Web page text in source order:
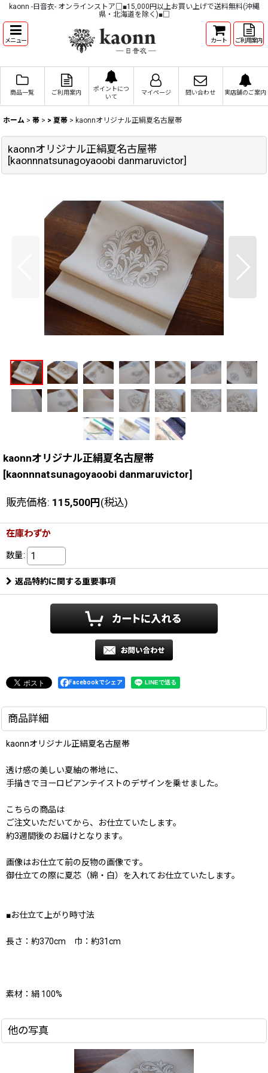
kaonn -日音衣- オンラインストア□■15,000円以上お買い上げで送料無料(沖縄
県・北海道を除く)■□
メニュー カート ご利用案内
商品一覧 ご利用案内
ポイントにつ
いて
マイページ 問い合わせ 実店舗のご案内
ホーム > 帯 > > 夏帯 > kaonnオリジナル正絹夏名古屋帯
kaonnオリジナル正絹夏名古屋帯
[kaonnnatsunagoyaoobi danmaruvictor]
kaonnオリジナル正絹夏名古屋帯
[kaonnnatsunagoyaoobi danmaruvictor]
販売価格: 115,500円(税込)
在庫わずか
数量:
返品特約に関する重要事項
Facebookでシェア
商品詳細
kaonnオリジナル正絹夏名古屋帯
透け感の美しい夏紬の帯地に、
手描きでヨーロピアンテイストのデザインを乗せました。
こちらの商品は
ご注文いただいてから、お仕立ていたします。
約3週間後のお届けとなります。
画像はお仕立て前の反物の画像です。
御仕立ての際に夏芯（綿・白）を入れてお仕立ていたします。
■お仕立て上がり時寸法
長さ：約370cm 巾：約31cm
素材：絹 100%
他の写真